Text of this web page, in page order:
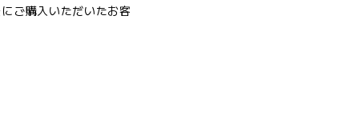
ご購入いただいたお客